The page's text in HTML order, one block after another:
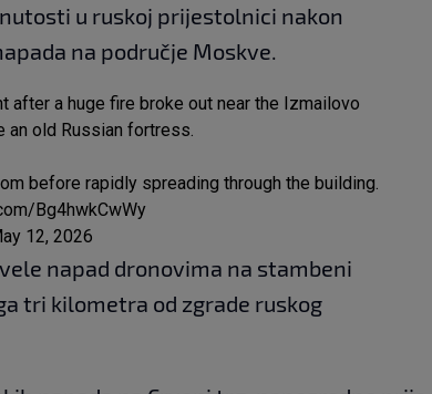
u ruskoj prijestolnici nakon
na područje Moskve.
a huge fire broke out near the Izmailovo
an old Russian fortress.
before rapidly spreading through the building.
Bg4hwkCwWy
12, 2026
napad dronovima na stambeni
tri kilometra od zgrade ruskog